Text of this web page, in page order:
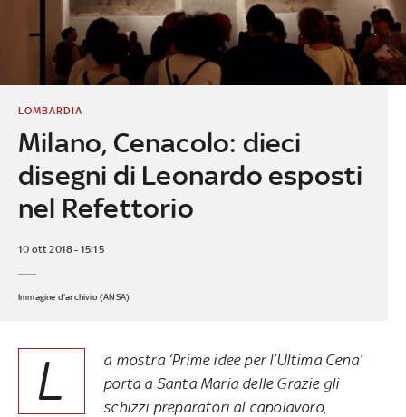
Milano, Cenacolo: dieci
disegni di Leonardo esposti
nel Refettorio
LOMBARDIA
10 ott 2018 - 15:15
Immagine d'archivio (ANSA)
L
a mostra ‘Prime idee per l’Ultima Cena’
porta a Santa Maria delle Grazie gli
schizzi preparatori al capolavoro,